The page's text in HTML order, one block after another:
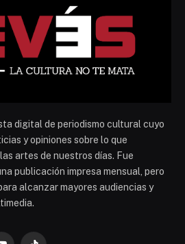
digital de periodismo cultural cuyo
y opiniones sobre lo que
artes de nuestros días. Fue
publicación impresa mensual, pero
alcanzar mayores audiencias y